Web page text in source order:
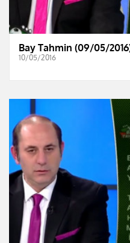
Bay Tahmin (09/05/
10/05/2016